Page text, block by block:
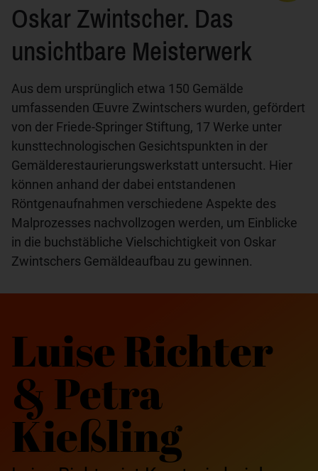
Oskar Zwintscher. Das
unsichtbare Meisterwerk
Aus dem ursprünglich etwa 150 Gemälde
umfassenden Œuvre Zwintschers wurden, gefördert
von der Friede-Springer Stiftung, 17 Werke unter
kunsttechnologischen Gesichtspunkten in der
Gemälderestaurierungswerkstatt untersucht. Hier
können anhand der dabei entstandenen
Röntgenaufnahmen verschiedene Aspekte des
Malprozesses nachvollzogen werden, um Einblicke
in die buchstäbliche Vielschichtigkeit von Oskar
Zwintschers Gemäldeaufbau zu gewinnen.
Luise Richter
& Petra
Kießling